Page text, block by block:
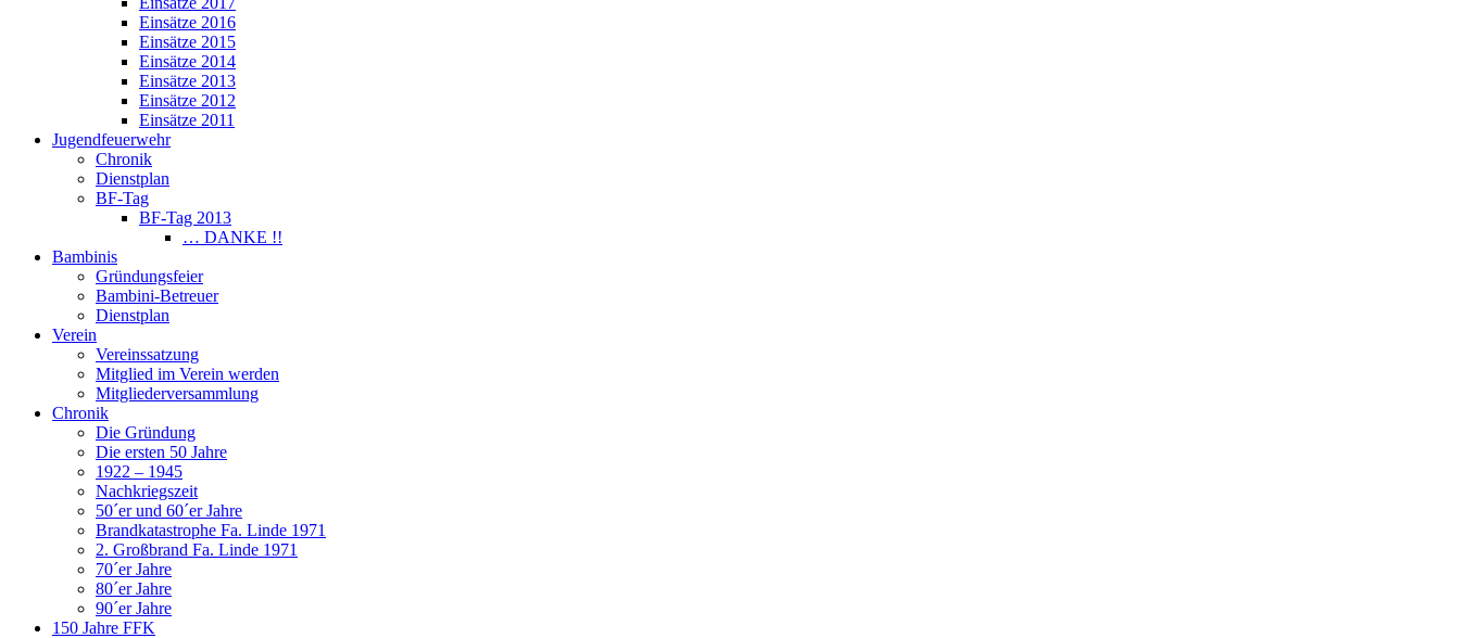
Einsätze 2016
Einsätze 2015
Einsätze 2014
Einsätze 2013
Einsätze 2012
Einsätze 2011
Jugendfeuerwehr
Chronik
Dienstplan
BF-Tag
BF-Tag 2013
… DANKE !!
Bambinis
Gründungsfeier
Bambini-Betreuer
Dienstplan
Verein
Vereinssatzung
Mitglied im Verein werden
Mitgliederversammlung
Chronik
Die Gründung
Die ersten 50 Jahre
1922 – 1945
Nachkriegszeit
50´er und 60´er Jahre
Brandkatastrophe Fa. Linde 1971
2. Großbrand Fa. Linde 1971
70´er Jahre
80´er Jahre
90´er Jahre
150 Jahre FFK